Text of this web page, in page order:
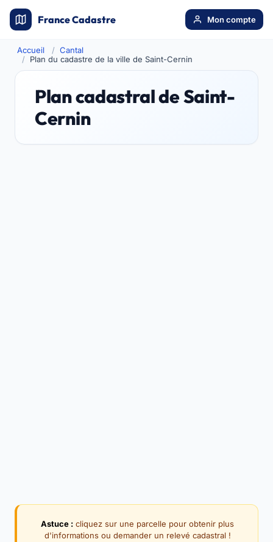
France Cadastre Mon compte
Accueil
Cantal
Plan du cadastre de la ville de Saint-Cernin
Plan cadastral de Saint-
Cernin
Astuce : cliquez sur une parcelle pour obtenir plus
d'informations ou demander un relevé cadastral !